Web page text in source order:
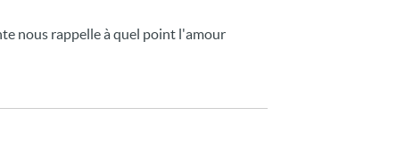
nous rappelle à quel point l'amour